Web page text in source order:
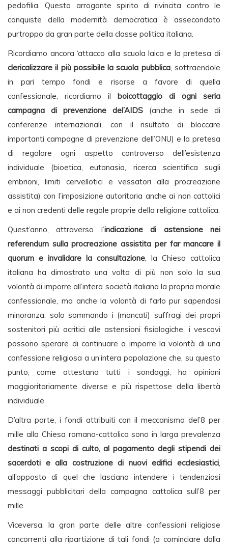
pedofilia. Questo arrogante spirito di rivincita contro le
conquiste della modernità democratica è assecondato
purtroppo da gran parte della classe politica italiana.
Ricordiamo ancora ‘attacco alla scuola laica e la pretesa di
clericalizzare il più possibile la scuola pubblica, sottraendole
in pari tempo fondi e risorse a favore di quella
confessionale; ricordiamo il boicottaggio di ogni seria
campagna di prevenzione del’AIDS (anche in sede di
conferenze internazionali, con il risultato di bloccare
importanti campagne di prevenzione dell’ONU) e la pretesa
di regolare ogni aspetto controverso dell’esistenza
individuale (bioetica, eutanasia, ricerca scientifica sugli
embrioni, limiti cervellotici e vessatori alla procreazione
assistita) con l’imposizione autoritaria anche ai non cattolici
e ai non credenti delle regole proprie della religione cattolica.
Quest’anno, attraverso l’indicazione di astensione nei
referendum sulla procreazione assistita per far mancare il
quorum e invalidare la consultazione, la Chiesa cattolica
italiana ha dimostrato una volta di più non solo la sua
volontà di imporre all’intera società italiana la propria morale
confessionale, ma anche la volontà di farlo pur sapendosi
minoranza: solo sommando i (mancati) suffragi dei propri
sostenitori più acritici alle astensioni fisiologiche, i vescovi
possono sperare di continuare a imporre la volontà di una
confessione religiosa a un’intera popolazione che, su questo
punto, come attestano tutti i sondaggi, ha opinioni
maggioritariamente diverse e più rispettose della libertà
individuale.
D’altra parte, i fondi attribuiti con il meccanismo del’8 per
mille alla Chiesa romano-cattolica sono in larga prevalenza
destinati a scopi di culto, al pagamento degli stipendi dei
sacerdoti e alla costruzione di nuovi edifici ecclesiastici,
all’opposto di quel che lasciano intendere i tendenziosi
messaggi pubblicitari della campagna cattolica sull’8 per
mille.
Viceversa, la gran parte delle altre confessioni religiose
concorrenti alla ripartizione di tali fondi (a cominciare dalla